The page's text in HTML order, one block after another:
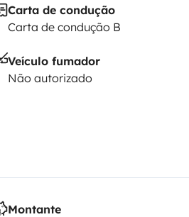
Carta de condução
Carta de condução B
Veículo fumador
Não autorizado
Montante